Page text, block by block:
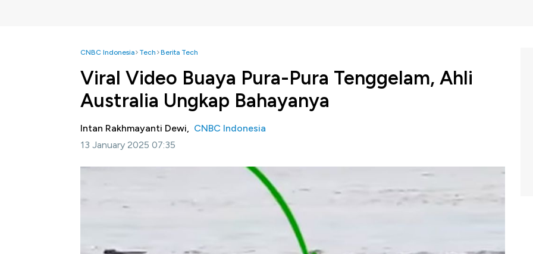
CNBC Indonesia Tech Berita Tech
Viral Video Buaya Pura-Pura Tenggelam, Ahli
Australia Ungkap Bahayanya
Intan Rakhmayanti Dewi, CNBC Indonesia
13 January 2025 07:35